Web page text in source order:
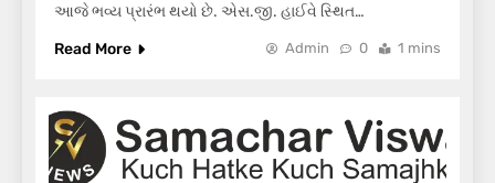
આજે ભવ્ય પ્રારંભ થયો છે. એસ.જી. હાઈવે સ્થિત…
Read More
Admin 0 1 mins